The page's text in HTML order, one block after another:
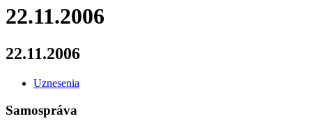
22.11.2006
22.11.2006
Uznesenia
Samospráva